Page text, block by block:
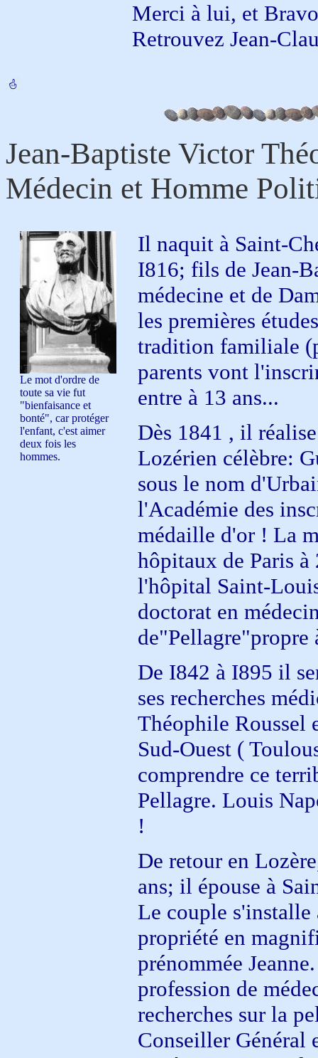
Merci à lui, et Bravo
Retrouvez Jean-
Jean-Baptiste Victor
Médecin et Homme
Le mot d'ordre de
toute sa vie fut
"bienfaisance et
bonté", car protéger
l'enfant, c'est aimer
deux fois les
hommes.
Il naquit à Saint-
I816; fils de Jean-
médecine et de
les premières
tradition familiale
parents vont
entre à 13 ans...
Dès 1841 , il
Lozérien célèbre:
sous le nom
l'Académie des
médaille d'or ! La
hôpitaux de Paris à
l'hôpital Saint-
doctorat en
De I842 à I895 il
ses recherches
Théophile Roussel
Sud-Ouest (
comprendre ce
Pellagre. Louis
!
De retour en
ans; il épouse à
Le couple
propriété en
prénommée
profession de
recherches sur la
Conseiller Général